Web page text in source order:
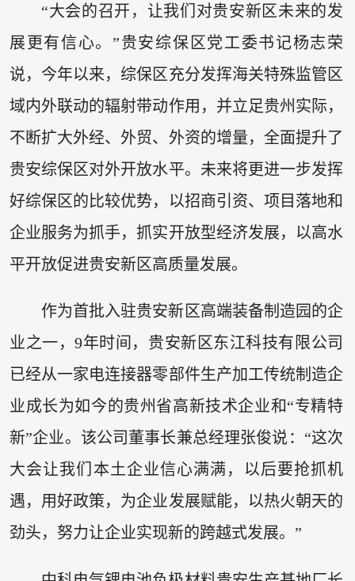
“大会的召开，让我们对贵安新区未来的发
展更有信心。”贵安综保区党工委书记杨志荣
说，今年以来，综保区充分发挥海关特殊监管区
域内外联动的辐射带动作用，并立足贵州实际，
不断扩大外经、外贸、外资的增量，全面提升了
贵安综保区对外开放水平。未来将更进一步发挥
好综保区的比较优势，以招商引资、项目落地和
企业服务为抓手，抓实开放型经济发展，以高水
平开放促进贵安新区高质量发展。
作为首批入驻贵安新区高端装备制造园的企
业之一，9年时间，贵安新区东江科技有限公司
已经从一家电连接器零部件生产加工传统制造企
业成长为如今的贵州省高新技术企业和“专精特
新”企业。该公司董事长兼总经理张俊说：“这次
大会让我们本土企业信心满满，以后要抢抓机
遇，用好政策，为企业发展赋能，以热火朝天的
劲头，努力让企业实现新的跨越式发展。”